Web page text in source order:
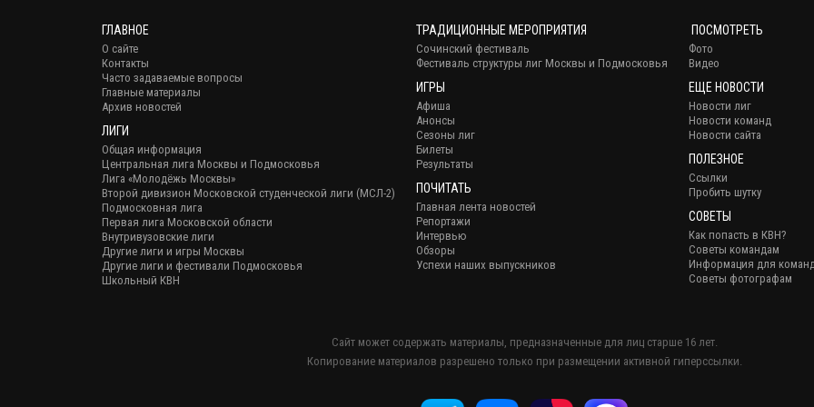
ГЛАВНОЕ
О сайте
Контакты
Часто задаваемые вопросы
Главные материалы
Архив новостей
ЛИГИ
Общая информация
Центральная лига Москвы и Подмосковья
Лига «Молодёжь Москвы»
Второй дивизион Московской студенческой лиги (МСЛ-2)
Подмосковная лига
Первая лига Московской области
Внутривузовские лиги
Другие лиги и игры Москвы
Другие лиги и фестивали Подмосковья
Школьный КВН
ТРАДИЦИОННЫЕ МЕРОПРИЯТИЯ
Сочинский фестиваль
Фестиваль структуры лиг Москвы и Подмосковья
ИГРЫ
Афиша
Анонсы
Сезоны лиг
Билеты
Результаты
ПОЧИТАТЬ
Главная лента новостей
Репортажи
Интервью
Обзоры
Успехи наших выпускников
ПОСМОТРЕТЬ
Фото
Видео
ЕЩЕ НОВОСТИ
Новости лиг
Новости команд
Новости сайта
ПОЛЕЗНОЕ
Ссылки
Пробить шутку
СОВЕТЫ
Как попасть в КВН?
Советы командам
Информация для
Советы фотографам
Сайт может содержать материалы, предназначенные для лиц старше 16 лет.
Копирование материалов разрешено только при размещении активной гиперссылки.